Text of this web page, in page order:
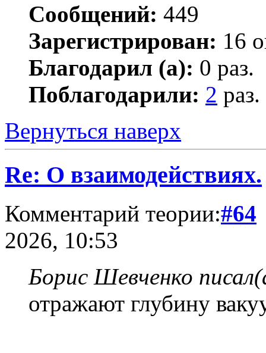
Сообщений: 449
Зарегистрирован: 16
Благодарил (а): 0 раз.
Поблагодарили: 2 раз.
Вернуться наверх
Re: О взаимодействиях.
Комментарий теории:#64
2026, 10:53
Борис Шевченко
отражают глубину